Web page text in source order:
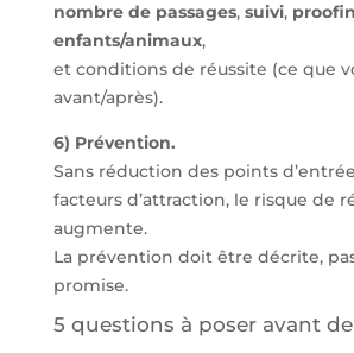
nombre de passages, suivi,
enfants/animaux,
et conditions de réussite (ce que
avant/après).
6) Prévention.
Sans réduction des points
facteurs d’attraction, le risque de
augmente.
La prévention doit être décrite,
promise.
5 questions à poser avant